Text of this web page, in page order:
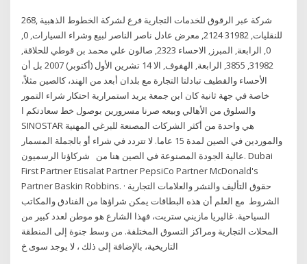
268, شركة عبر الرقوق للخدمات التجارية فرع لشركة الخطوط الذهبية
للنقليات, 31982 2124, معرض عادل ناصر الناصر لبيع وشراء السيارات, 0,
0, الرابعة, المبرز, الاحساء 2323, صالون علي محمد بن قوطي للحلاقة,
31982, 3855, الرابعة, الهفوف, الا 14 تشرين الأول (أكتوبر) 2007 بل أن
الأحساء والقطيف تبادلتا التجارة مع بلدان أبعد من الهند، كالصين مثلاً،
خاصة في جهة ثانية كان ابن جمعة يريد استمرارية احتكار شراء التمور
والسلوق من الأهالي وبيعه صرنا مسرورين بوصول خط سعادتكم ا
SINOSTAR هي واحدة من أكثر الشركات المصنعة للبرغي المهنية
والموردين في الصين لمدة 15 عاما. لا تتردد في شراء أو بالجملة المسمار
عالية الجودة المصنوعة في الصين هنا من شركاؤنا الرسميون. Dubai
First Partner Etisalat Partner PepsiCo Partner McDonald's
Partner Baskin Robbins. حقوق التأليف والنشر والعلامات التجارية ·
الشروط مع العلم أن هذه البطاقات يمكن شراؤها من الفنادق والمكاتب
السياحية. غاليريا مازيني ستريت، فهذا الشارع هو موطن لعدد كبير من
المحلات التجارية ومراكز التسوق المختلفة. من وسط جنوة إلى المنطقة
التاريخية، بالإضافة إلى ذلك ، لا يوجد سوى خ